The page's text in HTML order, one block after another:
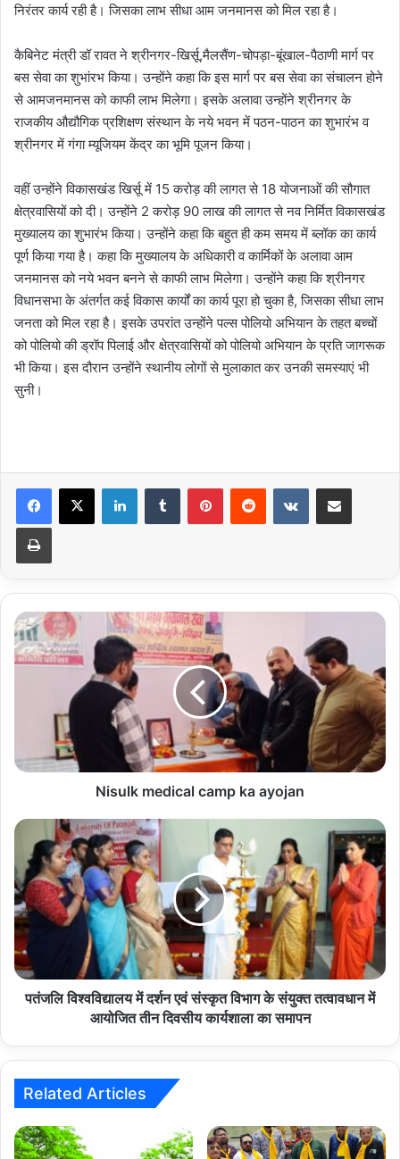
निरंतर कार्य रही है। जिसका लाभ सीधा आम जनमानस को मिल रहा है।
कैबिनेट मंत्री डॉ रावत ने श्रीनगर-खिर्सू,मैलसैंण-चोपड़ा-बूंखाल-पैठाणी मार्ग पर
बस सेवा का शुभांरभ किया। उन्होंने कहा कि इस मार्ग पर बस सेवा का संचालन होने
से आमजनमानस को काफी लाभ मिलेगा। इसके अलावा उन्होंने श्रीनगर के
राजकीय औद्यौगिक प्रशिक्षण संस्थान के नये भवन में पठन-पाठन का शुभारंभ व
श्रीनगर में गंगा म्यूजियम केंद्र का भूमि पूजन किया।
वहीं उन्होंने विकासखंड खिर्सू में 15 करोड़ की लागत से 18 योजनाओं की सौगात
क्षेत्रवासियों को दी। उन्होंने 2 करोड़ 90 लाख की लागत से नव निर्मित विकासखंड
मुख्यालय का शुभारंभ किया। उन्होंने कहा कि बहुत ही कम समय में ब्लॉक का कार्य
पूर्ण किया गया है। कहा कि मुख्यालय के अधिकारी व कार्मिकों के अलावा आम
जनमानस को नये भवन बनने से काफी लाभ मिलेगा। उन्होंने कहा कि श्रीनगर
विधानसभा के अंतर्गत कई विकास कार्यों का कार्य पूरा हो चुका है, जिसका सीधा लाभ
जनता को मिल रहा है। इसके उपरांत उन्होंने पल्स पोलियो अभियान के तहत बच्चों
को पोलियो की ड्रॉप पिलाई और क्षेत्रवासियों को पोलियो अभियान के प्रति जागरूक
भी किया। इस दौरान उन्होंने स्थानीय लोगों से मुलाकात कर उनकी समस्याएं भी
सुनी।
LinkedInTumblr PinterestReddit VKontakteShare via Email
Print
Nisulk
medical
camp
Nisulk medical camp ka ayojan
पतंजलि
विश्वविद्यालय
में
दर्शन
एवं
संस्कृत
विभाग
के
संयुक्त
तत्वावधान
कार्यशाला
का
समापन
पतंजलि विश्वविद्यालय में दर्शन एवं संस्कृत विभाग के संयुक्त तत्वावधान में
आयोजित तीन दिवसीय कार्यशाला का समापन
Related Articles